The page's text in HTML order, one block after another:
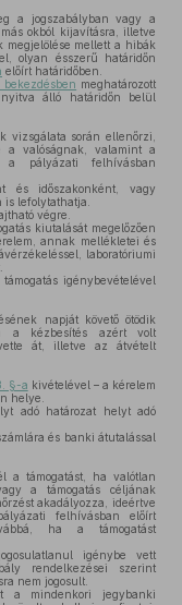
a jogszabályban vagy a
okból kijavításra, illetve
mellett a hibák
olyan ésszerű határidőn
előírt határidőben.
bekezdésben meghatározott
álló határidőn belül
vizsgálata során ellenőrzi,
a valóságnak, valamint a
a pályázati felhívásban
és időszakonként, vagy
is lefolytathatja.
végre.
kiutalását megelőzően
annak mellékletei és
laboratóriumi
igénybevételével
napját követő ötödik
a kézbesítés azért volt
át, illetve az átvételt
§-a kivételével – a kérelem
helye.
adó határozat helyt adó
és banki átutalással
a támogatást, ha valótlan
a támogatás céljának
akadályozza, ideértve
felhívásban előírt
ha a támogatást
igénybe vett
rendelkezései szerint
nem jogosult.
a mindenkori jegybanki